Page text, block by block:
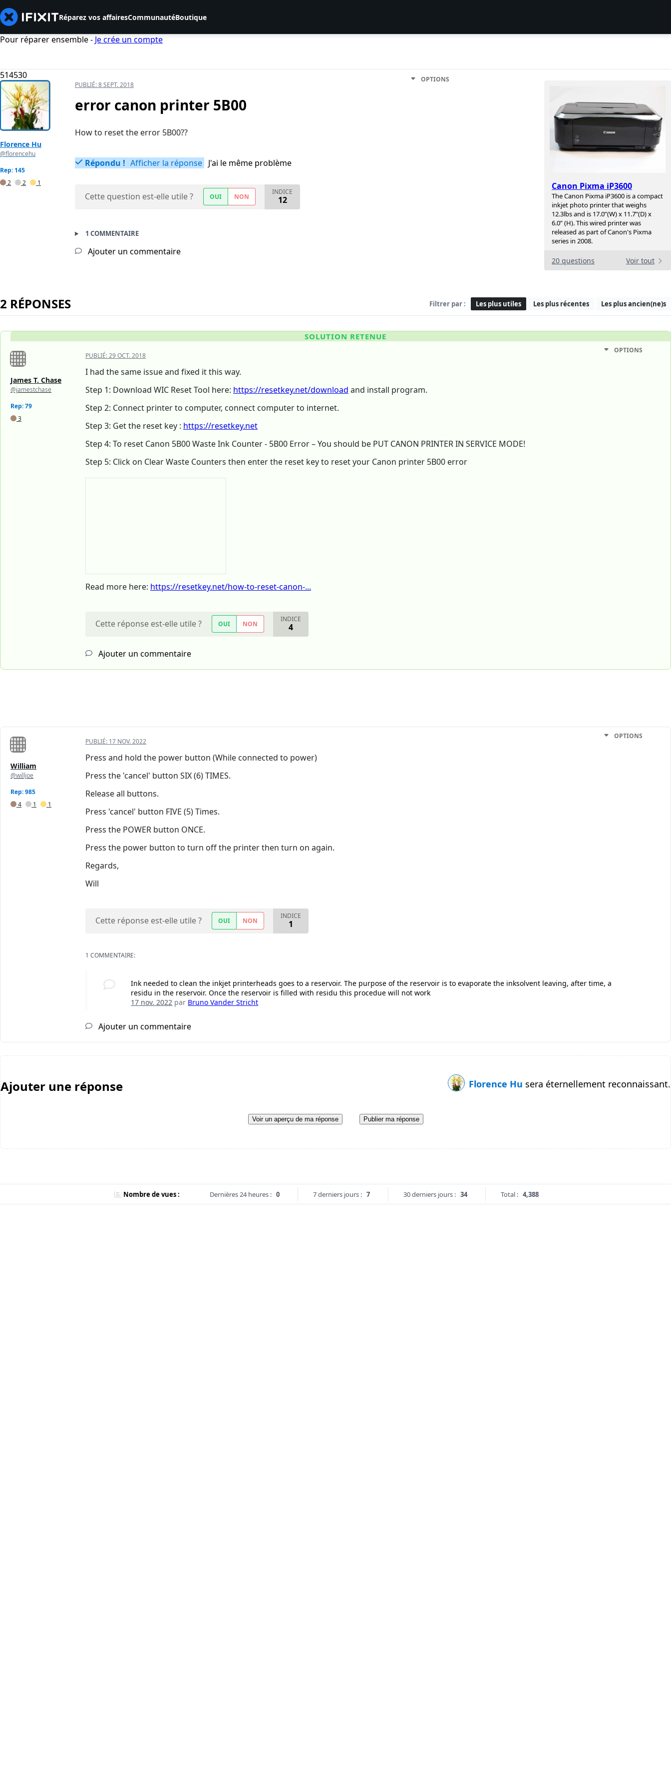
Réparez vos affairesCommunautéBoutique
Pour réparer ensemble - Je crée un compte
514530
Canon Pixma iP3600
The Canon Pixma iP3600 is a compact
inkjet photo printer that weighs
12.3lbs and is 17.0”(W) x 11.7”(D) x
6.0” (H). This wired printer was
released as part of Canon's Pixma
series in 2008.
20 questions Voir tout
Florence Hu
@florencehu
Rep: 145
2
2 1
PUBLIÉ:8 SEPT. 2018
OPTIONS
error canon printer 5B00
How to reset the error 5B00??
Répondu ! Afficher la réponse J'ai le même problème
Cette question est-elle utile ? OUI NON
INDICE
12
1 COMMENTAIRE
Ajouter un commentaire
2 RÉPONSES Filtrer par : Les plus utiles Les plus récentes Les plus ancien(ne)s
SOLUTION RETENUE
James T. Chase
@jamestchase
Rep: 79
3
PUBLIÉ:29 OCT. 2018
OPTIONS
I had the same issue and fixed it this way.
Step 1: Download WIC Reset Tool here: https://resetkey.net/download and install program.
Step 2: Connect printer to computer, connect computer to internet.
Step 3: Get the reset key : https://resetkey.net
Step 4: To reset Canon 5B00 Waste Ink Counter - 5B00 Error – You should be PUT CANON PRINTER IN SERVICE MODE!
Step 5: Click on Clear Waste Counters then enter the reset key to reset your Canon printer 5B00 error
Read more here: https://resetkey.net/how-to-reset-canon-...
Cette réponse est-elle utile ? OUI NON
INDICE
4
Ajouter un commentaire
William
@willjoe
Rep: 985
4
1 1
PUBLIÉ: 17 NOV. 2022
OPTIONS
Press and hold the power button (While connected to power)
Press the 'cancel' button SIX (6) TIMES.
Release all buttons.
Press 'cancel' button FIVE (5) Times.
Press the POWER button ONCE.
Press the power button to turn off the printer then turn on again.
Regards,
Will
Cette réponse est-elle utile ? OUI NON
INDICE
1
1 COMMENTAIRE:
Ink needed to clean the inkjet printerheads goes to a reservoir. The purpose of the reservoir is to evaporate the inksolvent leaving, after time, a
residu in the reservoir. Once the reservoir is filled with residu this procedue will not work
17 nov. 2022 par Bruno Vander Stricht
Ajouter un commentaire
Ajouter une réponse Florence Hu sera éternellement reconnaissant.
Voir un aperçu de ma réponse Publier ma réponse
Nombre de vues : Dernières 24 heures : 0 7 derniers jours : 7 30 derniers jours : 34 Total : 4,388